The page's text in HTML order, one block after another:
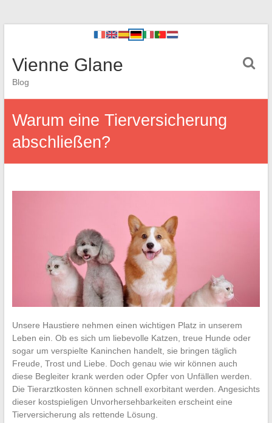
Vienne Glane
Blog
Warum eine Tierversicherung
abschließen?
Unsere Haustiere nehmen einen wichtigen Platz in unserem
Leben ein. Ob es sich um liebevolle Katzen, treue Hunde oder
sogar um verspielte Kaninchen handelt, sie bringen täglich
Freude, Trost und Liebe. Doch genau wie wir können auch
diese Begleiter krank werden oder Opfer von Unfällen werden.
Die Tierarztkosten können schnell exorbitant werden. Angesichts
dieser kostspieligen Unvorhersehbarkeiten erscheint eine
Tierversicherung als rettende Lösung.